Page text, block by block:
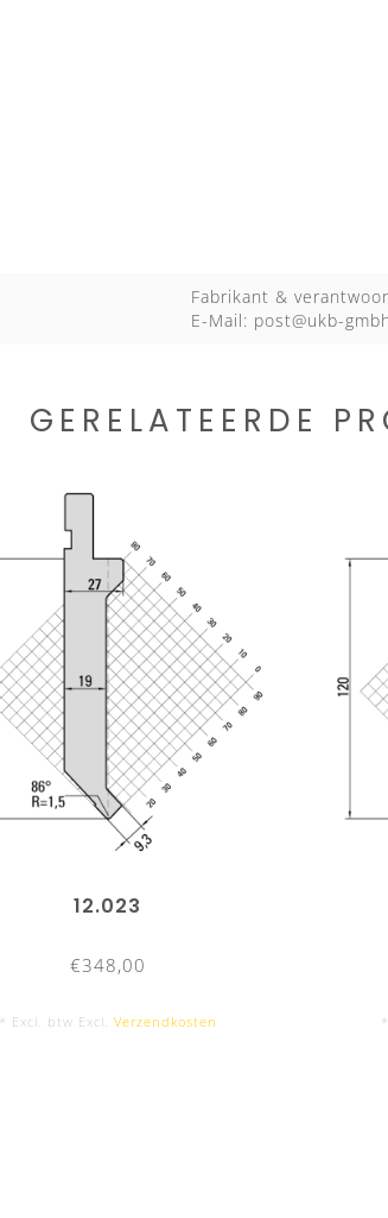
Fabrikant &
E-Mail: post@ukb-
GERELATEERDE
12.023
€348,00
* Excl. btw Excl. Verzendkosten